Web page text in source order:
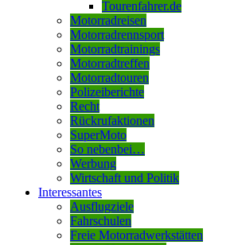
Tourenfahrer.de
Motorradreisen
Motorradrennsport
Motorradtrainings
Motorradtreffen
Motorradtouren
Polizeiberichte
Recht
Rückrufaktionen
SuperMoto
So nebenbei…
Werbung
Wirtschaft und Politik
Interessantes
Ausflugziele
Fahrschulen
Freie Motorradwerkstätten